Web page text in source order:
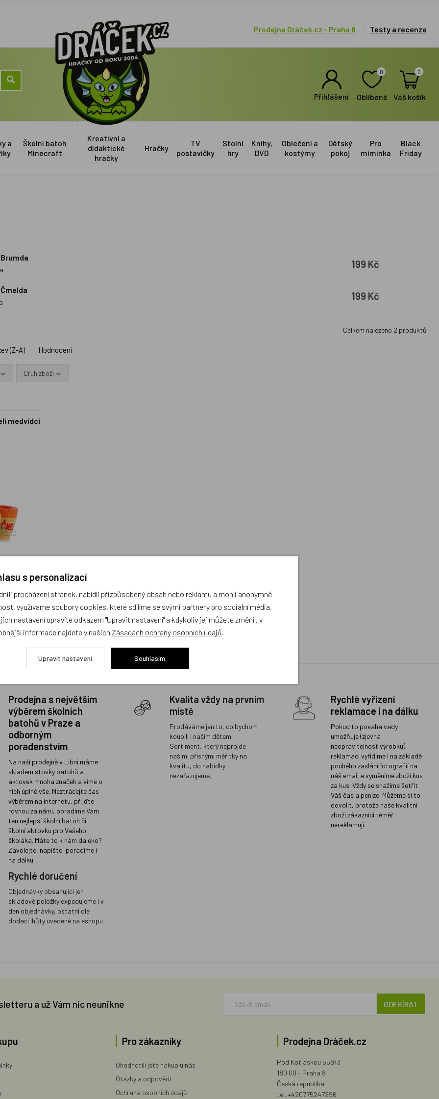
Prodejna Dráček.cz - Praha 8 Testy a recenze
Přihlášení
0
Oblíbené
0
Váš košík
a
Školní batoh
Minecraft
Kreativní a
didaktické
hračky
Hračky
TV
postavičky
Stolní
hry
Knihy,
DVD
Oblečení a
kostýmy
Dětský
pokoj
Pro
miminka
Black
Friday
199 Kč
199 Kč
Celkem nalezeno 2 produktů
(Z-A) Hodnocení
Druh zboží
medvídci
1
Prodejna s největším
výběrem školních
batohů v Praze a
odborným
poradenstvím
Na naší prodejně v Libni máme
skladem stovky batohů a
aktovek mnoha značek a víme o
nich úplně vše. Neztrácejte čas
výběrem na internetu, přijďte
rovnou za námi, poradíme Vám
ten nejlepší školní batoh či
školní aktovku pro Vašeho
školáka. Máte to k nám daleko?
Zavolejte, napište, poradíme i
na dálku.
Kvalita vždy na prvním
místě
Prodáváme jen to, co bychom
koupili i našim dětem.
Sortiment, který neprojde
našimi přísnými měřítky na
kvalitu, do nabídky
nezařazujeme.
Rychlé vyřízení
reklamace i na dálku
Pokud to povaha vady
umožňuje (zjevná
neopravitelnost výrobku),
reklamaci vyřídíme i na základě
pouhého zaslání fotografií na
náš email a vyměníme zboží kus
za kus. Vždy se snažíme šetřit
Váš čas a peníze. Můžeme si to
dovolit, protože naše kvalitní
zboží zákazníci téměř
nereklamují.
Rychlé doručení
Objednávky obsahující jen
skladové položky expedujeme i v
den objednávky, ostatní dle
dodací lhůty uvedené na eshopu
a už Vám nic neunikne ODEBÍRAT
Pro zákazníky
Ohodnotili jste nákup u nás
Otázky a odpovědi
Ochrana osobních údajů
Prodejna Dráček.cz
Pod Kotlaskou 558/3
180 00 - Praha 8
Česká republika
tel. +420775247296
s personalizací
procházení stránek, nabídli přizpůsobený obsah nebo reklamu a mohli anonymně
využíváme soubory cookies, které sdílíme se svými partnery pro sociální média,
nastavení upravíte odkazem "Upravit nastavení" a kdykoliv jej můžete změnit v
informace najdete v našich Zásadách ochrany osobních údajů
Upravit nastavení Souhlasím